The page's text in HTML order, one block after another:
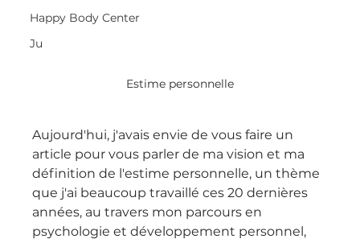
Happy Body Center
Ju
Estime personnelle
Aujourd'hui, j'avais envie de vous faire un
article pour vous parler de ma vision et ma
définition de l'estime personnelle, un thème
que j'ai beaucoup travaillé ces 20 dernières
années, au travers mon parcours en
psychologie et développement personnel,